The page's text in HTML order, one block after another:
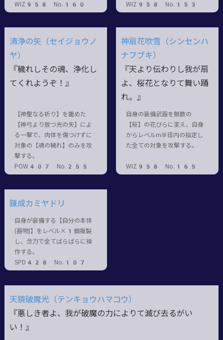
WIZ958 No.160
WIZ958 No.153
清浄の矢（セイジョウノ
ヤ）
『穢れしその魂、浄化し
てくれようぞ！』
【神聖なる祈り】を籠めた
【神弓より放つ光の矢】によ
る一撃で、肉体を傷つけずに
対象の【魂の穢れ】のみを攻
撃する。
POW407 No.255
神扇花吹雪（シンセンハ
ナフブキ）
『天より伝わりし我が扇
よ、桜花となりて舞い踊
れ。』
自身の装備武器を無数の
【桜】の花びらに変え、自身
からレベルm半径内の指定し
た全ての対象を攻撃する。
WIZ958 No.165
錬成カミヤドリ
自身が装備する【自分の本体
(器物)】をレベル×1個複製
し、念力で全てばらばらに操
作する。
SPD428 No.107
天鏡破魔光（テンキョウハマコウ）
『悪しき者よ、我が破魔の力によりて滅び去るがい
い！』